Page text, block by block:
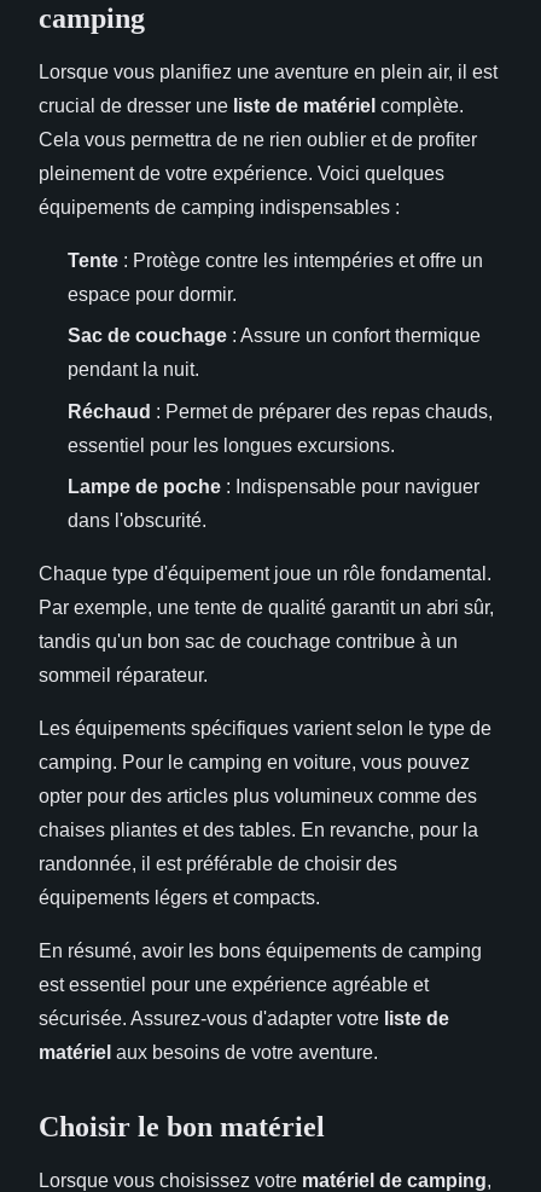
camping
Lorsque vous planifiez une aventure en plein air, il est
crucial de dresser une liste de matériel complète.
Cela vous permettra de ne rien oublier et de profiter
pleinement de votre expérience. Voici quelques
équipements de camping indispensables :
Tente : Protège contre les intempéries et offre un
espace pour dormir.
Sac de couchage : Assure un confort thermique
pendant la nuit.
Réchaud : Permet de préparer des repas chauds,
essentiel pour les longues excursions.
Lampe de poche : Indispensable pour naviguer
dans l'obscurité.
Chaque type d'équipement joue un rôle fondamental.
Par exemple, une tente de qualité garantit un abri sûr,
tandis qu'un bon sac de couchage contribue à un
sommeil réparateur.
Les équipements spécifiques varient selon le type de
camping. Pour le camping en voiture, vous pouvez
opter pour des articles plus volumineux comme des
chaises pliantes et des tables. En revanche, pour la
randonnée, il est préférable de choisir des
équipements légers et compacts.
En résumé, avoir les bons équipements de camping
est essentiel pour une expérience agréable et
sécurisée. Assurez-vous d'adapter votre liste de
matériel aux besoins de votre aventure.
Choisir le bon matériel
Lorsque vous choisissez votre matériel de camping,